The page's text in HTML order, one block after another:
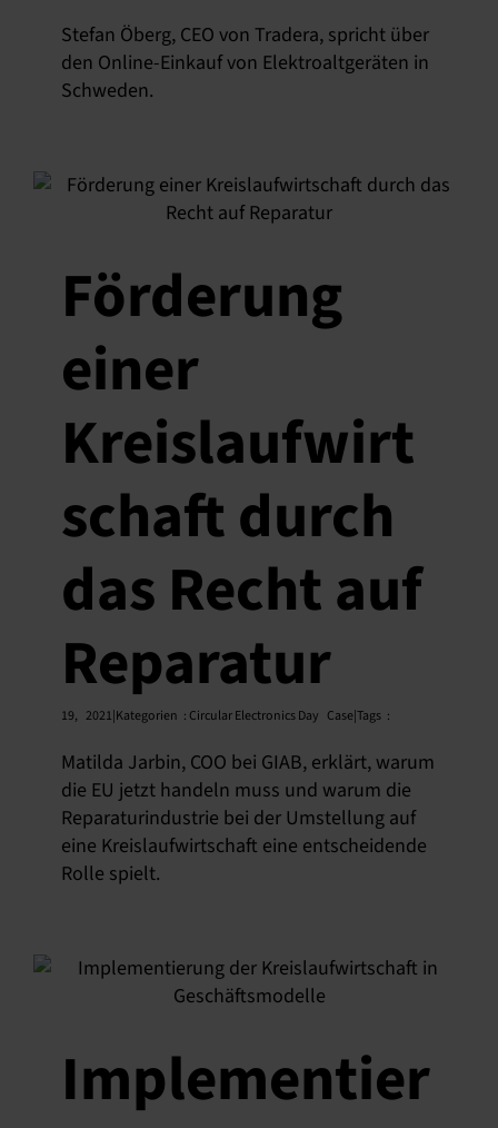
Stefan Öberg, CEO von Tradera, spricht über
den Online-Einkauf von Elektroaltgeräten in
Schweden.
Förderung
einer
Kreislaufwirt
schaft durch
das Recht auf
Reparatur
19, 2021|Kategorien : Circular Electronics Day Case|Tags :
Matilda Jarbin, COO bei GIAB, erklärt, warum
die EU jetzt handeln muss und warum die
Reparaturindustrie bei der Umstellung auf
eine Kreislaufwirtschaft eine entscheidende
Rolle spielt.
Implementier